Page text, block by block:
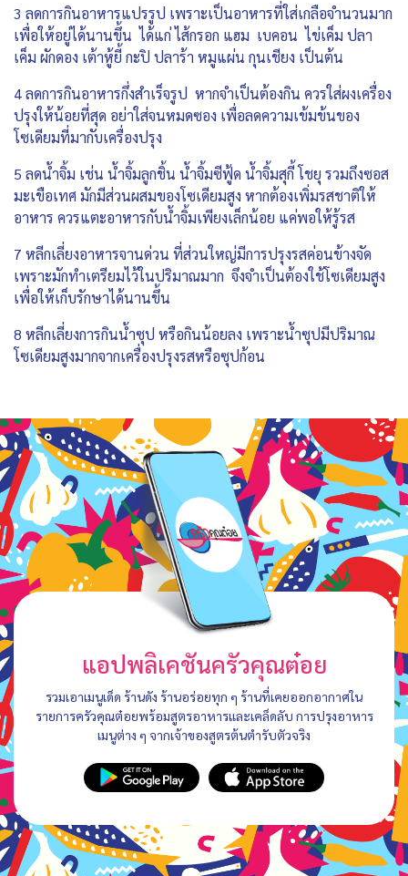
3 ลดการกินอาหารแปรรูป เพราะเป็นอาหารที่ใส่เกลือจำนวนมาก
เพื่อให้อยู่ได้นานขึ้น ได้แก่ ไส้กรอก แฮม เบคอน ไข่เค็ม ปลา
เค็ม ผักดอง เต้าหู้ยี้ กะปิ ปลาร้า หมูแผ่น กุนเชียง เป็นต้น
4 ลดการกินอาหารกึ่งสำเร็จรูป หากจำเป็นต้องกิน ควรใส่ผงเครื่อง
ปรุงให้น้อยที่สุด อย่าใส่จนหมดซอง เพื่อลดความเข้มข้นของ
โซเดียมที่มากับเครื่องปรุง
5 ลดน้ำจิ้ม เช่น น้ำจิ้มลูกชิ้น น้ำจิ้มซีฟู้ด น้ำจิ้มสุกี้ โชยุ รวมถึงซอส
มะเขือเทศ มักมีส่วนผสมของโซเดียมสูง หากต้องเพิ่มรสชาติให้
อาหาร ควรแตะอาหารกับน้ำจิ้มเพียงเล็กน้อย แค่พอให้รู้รส
7 หลีกเลี่ยงอาหารจานด่วน ที่ส่วนใหญ่มีการปรุงรสค่อนข้างจัด
เพราะมักทำเตรียมไว้ในปริมาณมาก จึงจำเป็นต้องใช้โซเดียมสูง
เพื่อให้เก็บรักษาได้นานขึ้น
8 หลีกเลี่ยงการกินน้ำซุป หรือกินน้อยลง เพราะน้ำซุปมีปริมาณ
โซเดียมสูงมากจากเครื่องปรุงรสหรือซุปก้อน
แอปพลิเคชันครัวคุณต๋อย
รวมเอาเมนูเด็ด ร้านดัง ร้านอร่อยทุก ๆ ร้านที่เคยออกอากาศใน
รายการครัวคุณต๋อยพร้อมสูตรอาหารและเคล็ดลับ การปรุงอาหาร
เมนูต่าง ๆ จากเจ้าของสูตรต้นตำรับตัวจริง